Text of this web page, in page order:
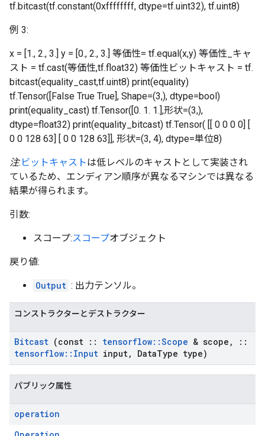
tf.bitcast(tf.constant(0xffffffff, dtype=tf.uint32), tf.uint8)
例 3:
x = [1., 2., 3.] y = [0., 2., 3.] 等価性= tf.equal(x,y) 等価性_キャ
スト = tf.cast(等価性,tf.float32) 等価性ビットキャスト = tf.
bitcast(equality_cast,tf.uint8) print(equality)
tf.Tensor([False True True], Shape=(3,), dtype=bool)
print(equality_cast) tf.Tensor([0. 1. 1.],形状=(3,),
dtype=float32) print(equality_bitcast) tf.Tensor( [[ 0 0 0 0] [
0 0 128 63] [ 0 0 128 63]], 形状=(3, 4), dtype=単位8)
注: ビットキャストは低レベルのキャストとして実装され
ているため、エンディアン順序が異なるマシンでは異なる
結果が得られます。
引数:
スコープ:スコープオブジェクト
戻り値:
Output : 出力テンソル。
コンストラクターとデストラクター
Bitcast (const :: tensorflow::Scope & scope ,
::
tensorflow:: Input input, DataType type)
パブリック属性
operation